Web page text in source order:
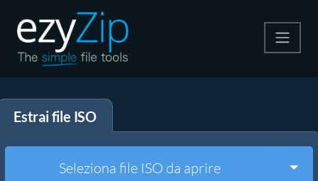
Decomprimi
Estrai file ISO
Seleziona file ISO da aprire